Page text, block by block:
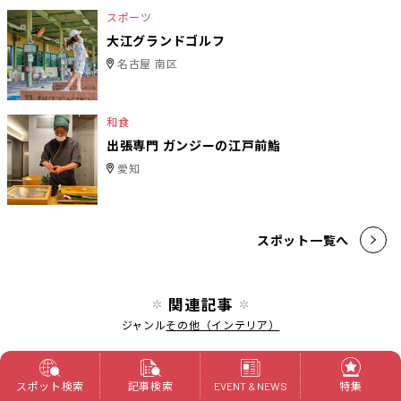
スポーツ
大江グランドゴルフ
名古屋 南区
和食
出張専門 ガンジーの江戸前鮨
愛知
スポット一覧へ
関連記事
ジャンルその他（インテリア）
【名作家具シリーズ】ミッドセンチュリーデザ
インの名作「セブンチェア」｜アルネ・ヤコブ
セン
スポット検索 記事検索 EVENT & NEWS 特集